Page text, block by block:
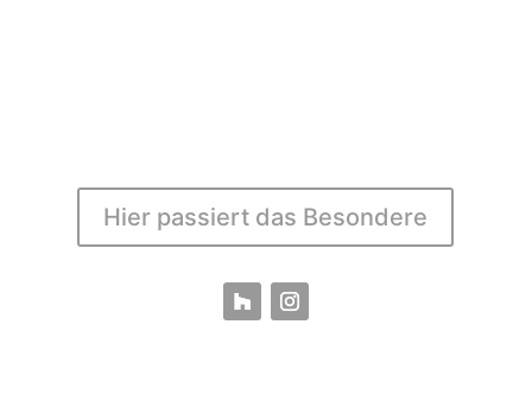
Hier passiert das Besondere